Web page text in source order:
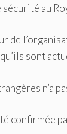
au
de
sont
n’a
confirmée